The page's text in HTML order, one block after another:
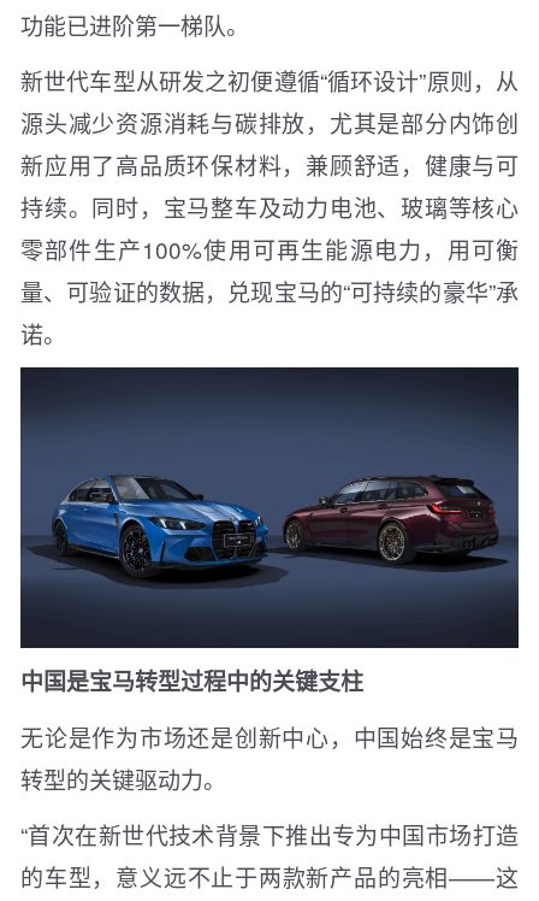
功能已进阶第一梯队。
新世代车型从研发之初便遵循“循环设计”原则，从
源头减少资源消耗与碳排放，尤其是部分内饰创
新应用了高品质环保材料，兼顾舒适，健康与可
持续。同时，宝马整车及动力电池、玻璃等核心
零部件生产100%使用可再生能源电力，用可衡
量、可验证的数据，兑现宝马的“可持续的豪华”承
诺。
中国是宝马转型过程中的关键支柱
无论是作为市场还是创新中心，中国始终是宝马
转型的关键驱动力。
“首次在新世代技术背景下推出专为中国市场打造
的车型，意义远不止于两款新产品的亮相——这